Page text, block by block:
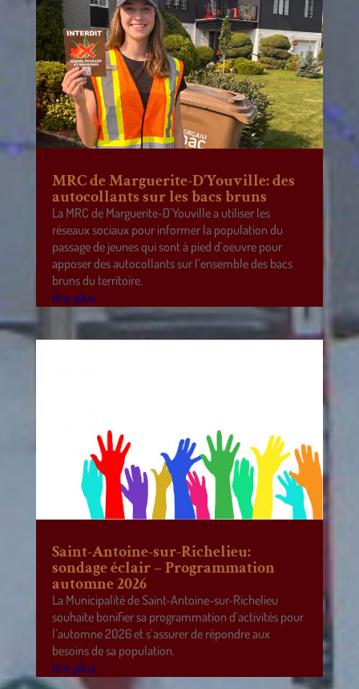
MRC de Marguerite-D’Youville: des
autocollants sur les bacs bruns
La MRC de Marguerite-D’Youville a utiliser les
réseaux sociaux pour informer la population du
passage de jeunes qui sont à pied d’oeuvre pour
apposer des autocollants sur l’ensemble des bacs
bruns du territoire.
lire plus
Saint-Antoine-sur-Richelieu:
sondage éclair – Programmation
automne 2026
La Municipalité de Saint-Antoine-sur-Richelieu
souhaite bonifier sa programmation d’activités pour
l’automne 2026 et s’assurer de répondre aux
besoins de sa population.
lire plus